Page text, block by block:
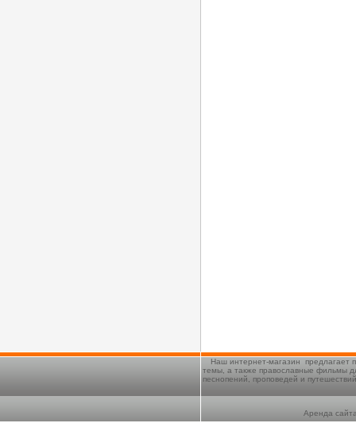
Наш интернет-магазин предлагает
темы, а также православные фильмы
песнопений, проповедей и
Аренда